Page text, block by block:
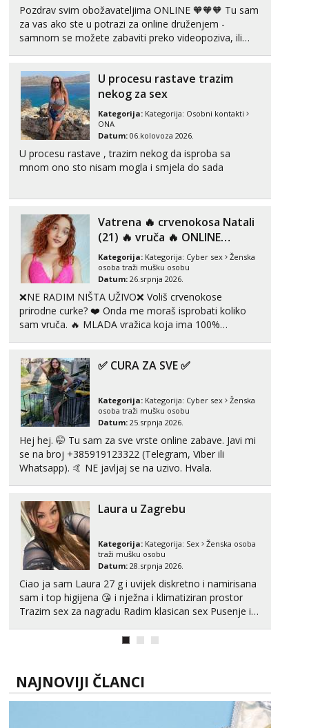
Zara
Razgovaram :)
Tel:064/677-677- Kod: #123
tel:0,93€ - mob:1,12€ min
Obavijesti me kada se oslobodi
Anđela
Čekam tvoj poziv!
Tel: 064/677-677- Kod: #142
tel:0,93€ - mob:1,12€ min
Tel:
tel:0,93€ - mob:1,12€ min
Liliana
Razgovaram :)
Tel:
- Kod: #69
tel:0,93€ - mob:1,12€ min
Obavijesti me kada se oslobodi
Tel: 064/677-677 - Kod: #04
tel:0,93€ - mob:1,12€ min
Kristina
Učiteljica iz predgrađa traži...
Tel:064/677-677 - Kod: #160
tel:0,93€ - mob:1,12€ min
Alisa
Čekam tvoj poziv!
Tel: 064/677-677 - Kod: #106
tel:0,93€ - mob:1,12€ min
Vanesa
Čekam tvoj poziv!
Tel:064/677-677- Kod: #74
tel:0,93€ - mob:1,12€ min
Čekam tvoj poziv!
Tel:064/677-677- Kod: #135
Pozdrav svim obožavateljima ONLINE 🧡🧡🧡 Tu sam
za vas ako ste u potrazi za online druženjem -
samnom se možete zabaviti preko videopoziva, ili
tipkanja uz slike i hot line pozive. Za vas sam
pripremila ...
U procesu rastave trazim
nekog za sex
Kategorija: Kategorija: Osobni kontakti
ONA
Datum: 06.kolovoza 2026.
U procesu rastave , trazim nekog da isproba sa
mnom ono sto nisam mogla i smjela do sada
Vatrena ‎️‍🔥 crvenokosa Natali
(21) ‎️‍🔥 vruča‎ ️‍🔥 ONLINE
ZABAVA
Kategorija: Kategorija: Cyber sex
Ženska
osoba traži mušku osobu
Datum: 26.srpnja 2026.
❌NE RADIM NIŠTA UŽIVO❌ Voliš crvenokose
prirodne curke? ❤️ Onda me moraš isprobati koliko
sam vruča.‎ ️‍🔥 MLADA vražica koja ima 100%
možeš pranaći nešto po svojoj mjeri. Sexi videa s
kolegica...
✅ CURA ZA SVE ✅
Kategorija: Kategorija: Cyber sex
Ženska
osoba traži mušku osobu
Datum: 25.srpnja 2026.
Hej hej. 🤭 Tu sam za sve vrste online zabave. Javi mi
se na broj +385919123322 (Telegram, Viber ili
Whatsapp). 🤙 NE javljaj se na uzivo. Hvala.
Laura u Zagrebu
Kategorija: Kategorija: Sex
Ženska osoba
traži mušku osobu
Datum: 28.srpnja 2026.
Ciao ja sam Laura 27 g i uvijek diskretno i namirisana
sam i top higijena 😘 i nježna i klimatiziran prostor
Trazim sex za nagradu Radim klasican sex Pusenje i
NAJNOVIJI ČLANCI